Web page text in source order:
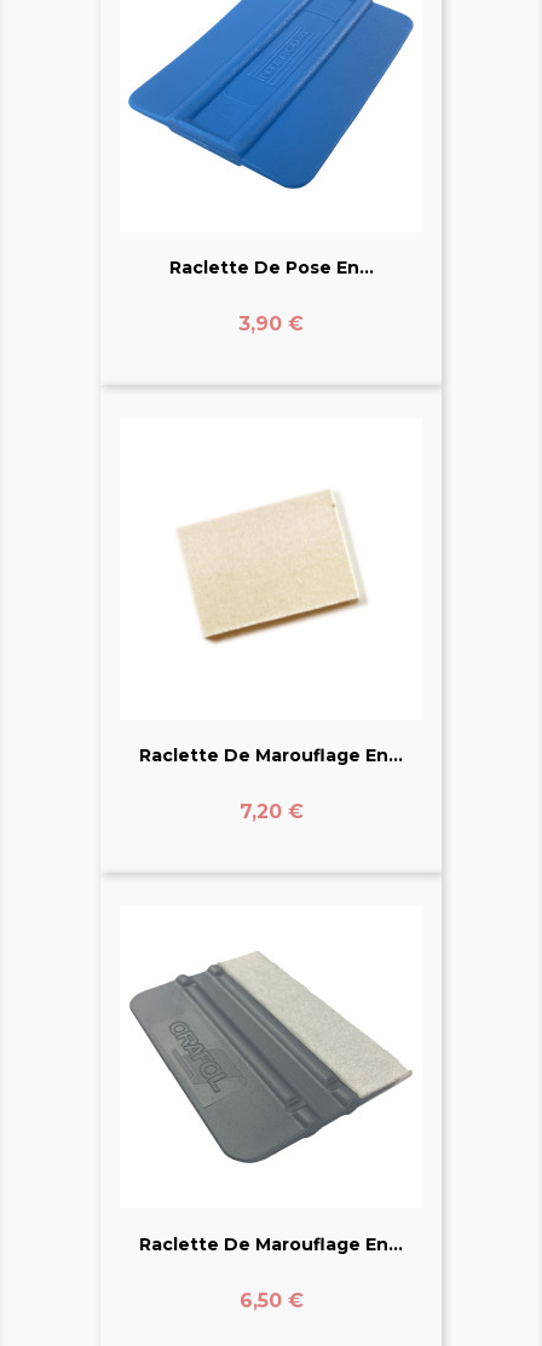
Raclette De Pose En...
Prix
3,90 €
Raclette De Marouflage En...
Prix
7,20 €
Raclette De Marouflage En...
Prix
6,50 €